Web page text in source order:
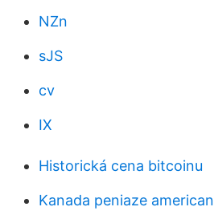
NZn
sJS
cv
IX
Historická cena bitcoinu
Kanada peniaze american